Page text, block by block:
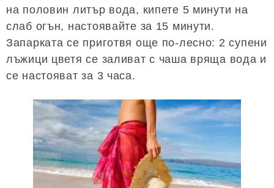
на половин литър вода, кипете 5 минути на
слаб огън, настоявайте за 15 минути.
Запарката се приготвя още по-лесно: 2 супени
лъжици цветя се заливат с чаша вряща вода и
се настояват за 3 часа.